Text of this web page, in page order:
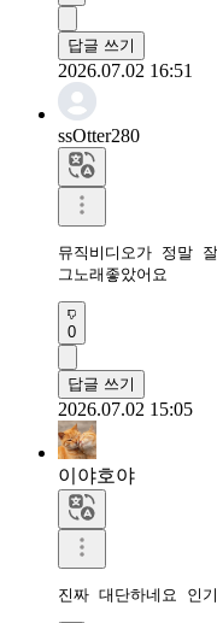
답글 쓰기
2026.07.02 16:51
ssOtter280
뮤직비디오가 정말
그노래좋았어요
0
답글 쓰기
2026.07.02 15:05
이야호야
진짜 대단하네요 인